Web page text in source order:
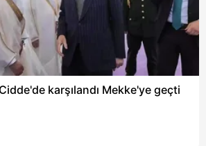
karşılandı Mekke'ye geçti